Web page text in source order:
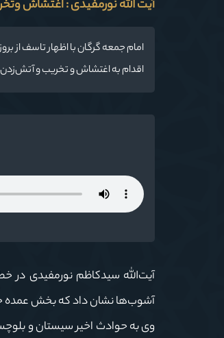
آیت الله نورمفیدی : اغتشاش
امام جمعه گرگان با اظهار تاسف از
اقدام به اغتشاش و تخریب و
آشوب‌ها نشان داد که بخش عمده
وی به حوادث اخیر سیستان و